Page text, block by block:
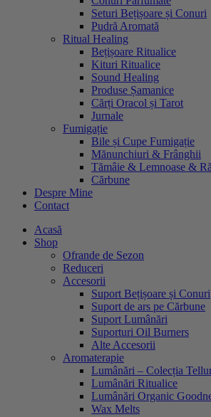
Seturi Bețișoare și Conuri
Pudră Aromată
Ritual Healing
Bețișoare Ritualice
Kituri Ritualice
Sound Healing
Produse Șamanice
Cărți Oracol și Tarot
Jurnale
Fumigație
Bile și Cupe Fumigație
Mănunchiuri & Frânghii
Tămâie & Lemnoase &
Cărbune
Despre Mine
Contact
Acasă
Shop
Ofrande de Sezon
Reduceri
Accesorii
Suport Bețișoare și Conuri
Suport de ars pe Cărbune
Suport Lumânări
Suporturi Oil Burners
Alte Accesorii
Aromaterapie
Lumânări – Colecția
Lumânări Ritualice
Lumânări Organic
Wax Melts